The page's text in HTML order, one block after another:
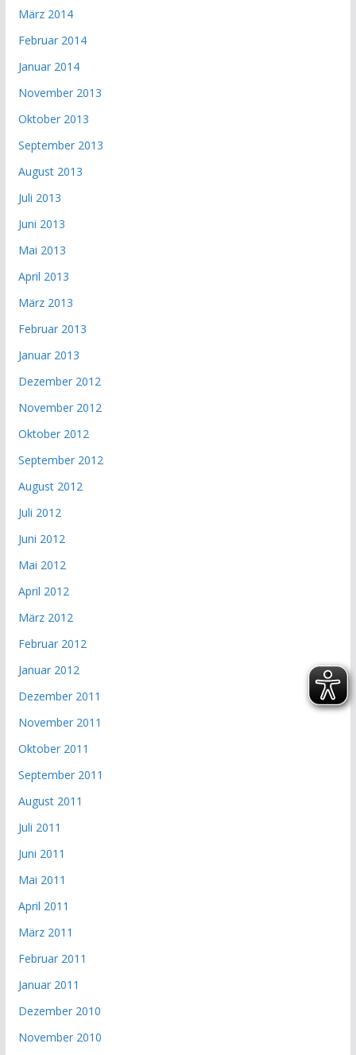
März 2014
Februar 2014
Januar 2014
November 2013
Oktober 2013
September 2013
August 2013
Juli 2013
Juni 2013
Mai 2013
April 2013
März 2013
Februar 2013
Januar 2013
Dezember 2012
November 2012
Oktober 2012
September 2012
August 2012
Juli 2012
Juni 2012
Mai 2012
April 2012
März 2012
Februar 2012
Januar 2012
Dezember 2011
November 2011
Oktober 2011
September 2011
August 2011
Juli 2011
Juni 2011
Mai 2011
April 2011
März 2011
Februar 2011
Januar 2011
Dezember 2010
November 2010